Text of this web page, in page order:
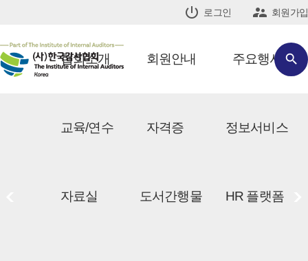
 로그인  회원가입

협회소개 회원안내 주요행사
교육/연수 자격증 정보서비스
자료실 도서간행물 HR 플랫폼